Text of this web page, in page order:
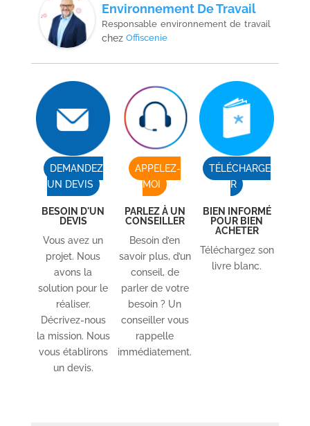
Environnement De Travail
Responsable environnement de travail
chez Offiscenie
DEMANDEZ
UN DEVIS
BESOIN D'UN
DEVIS
Vous avez un
projet. Nous
avons la
solution pour le
réaliser.
Décrivez-nous
la mission. Nous
vous établirons
un devis.
APPELEZ-
MOI
PARLEZ À UN
CONSEILLER
Besoin d’en
savoir plus, d’un
conseil, de
parler de votre
besoin ? Un
conseiller vous
rappelle
immédiatement.
TÉLÉCHARGE
R
BIEN INFORMÉ
POUR BIEN
ACHETER
Téléchargez son
livre blanc.